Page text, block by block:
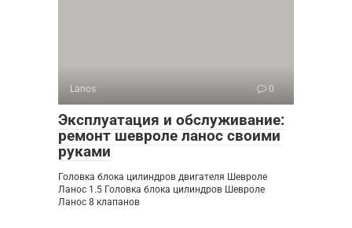
Lanos 0
Эксплуатация и обслуживание:
ремонт шевроле ланос своими
руками
Головка блока цилиндров двигателя Шевроле
Ланос 1.5 Головка блока цилиндров Шевроле
Ланос 8 клапанов